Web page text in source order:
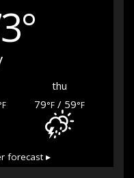
thu
79°F/ 59°F
forecast ▸